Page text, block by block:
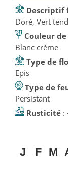
Descriptif
Doré, Vert
Couleur
Blanc crème
Type de
Epis
Type de
Persistant
Rusticité :
J F M